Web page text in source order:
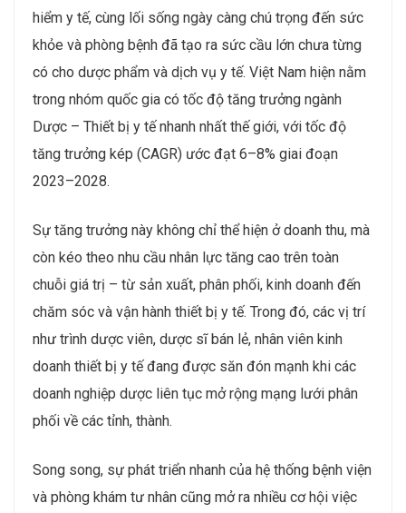
hiểm y tế, cùng lối sống ngày càng chú trọng đến sức
khỏe và phòng bệnh đã tạo ra sức cầu lớn chưa từng
có cho dược phẩm và dịch vụ y tế. Việt Nam hiện nằm
trong nhóm quốc gia có tốc độ tăng trưởng ngành
Dược – Thiết bị y tế nhanh nhất thế giới, với tốc độ
tăng trưởng kép (CAGR) ước đạt 6–8% giai đoạn
2023–2028.
Sự tăng trưởng này không chỉ thể hiện ở doanh thu, mà
còn kéo theo nhu cầu nhân lực tăng cao trên toàn
chuỗi giá trị – từ sản xuất, phân phối, kinh doanh đến
chăm sóc và vận hành thiết bị y tế. Trong đó, các vị trí
như trình dược viên, dược sĩ bán lẻ, nhân viên kinh
doanh thiết bị y tế đang được săn đón mạnh khi các
doanh nghiệp dược liên tục mở rộng mạng lưới phân
phối về các tỉnh, thành.
Song song, sự phát triển nhanh của hệ thống bệnh viện
và phòng khám tư nhân cũng mở ra nhiều cơ hội việc